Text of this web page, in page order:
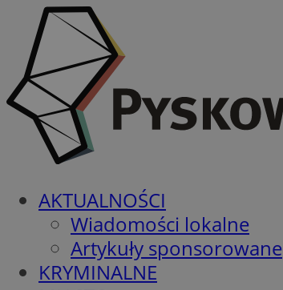
AKTUALNOŚCI
Wiadomości lokalne
Artykuły sponsorowane
KRYMINALNE